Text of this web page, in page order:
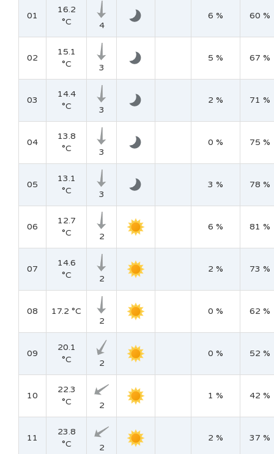
01
16.2
°C
4
6 % 60 %
02
15.1
°C
3
5 % 67 %
03
14.4
°C
3
2 % 71 %
04
13.8
°C
3
0 % 75 %
05
13.1
°C
3
3 % 78 %
06
12.7
°C
2
6 % 81 %
07
14.6
°C
2
2 % 73 %
08
17.2 °C
2
0 % 62 %
09
20.1
°C
2
0 % 52 %
10
22.3
°C
2
1 % 42 %
11
23.8
°C
2
2 % 37 %